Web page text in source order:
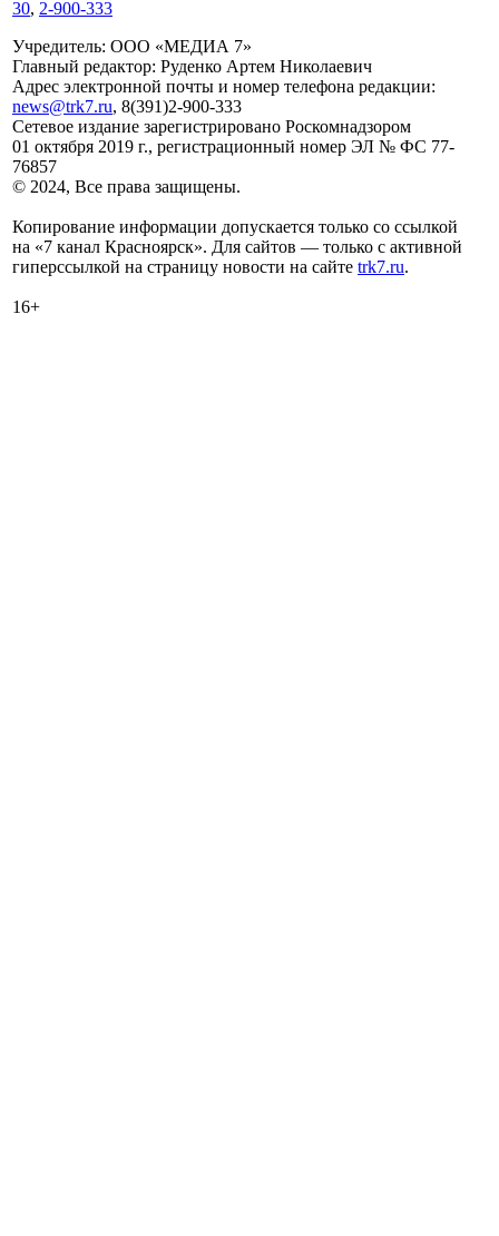
30, 2-900-333
Учредитель: ООО «МЕДИА 7»
Главный редактор: Руденко Артем Николаевич
Адрес электронной почты и номер телефона редакции:
news@trk7.ru, 8(391)2-900-333
Сетевое издание зарегистрировано Роскомнадзором
01 октября 2019 г., регистрационный номер ЭЛ № ФС 77-
76857
© 2024, Все права защищены.
Копирование информации допускается только со ссылкой
на «7 канал Красноярск». Для сайтов — только с активной
гиперссылкой на страницу новости на сайте trk7.ru.
16+